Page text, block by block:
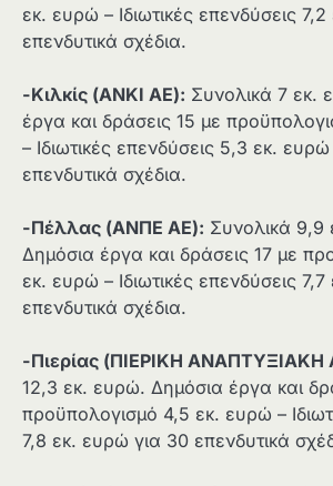
εκ. ευρώ – Ιδιωτικές επενδύσεις
επενδυτικά σχέδια.
-Κιλκίς (ΑΝΚΙ ΑΕ): Συνολικά 7 εκ.
έργα και δράσεις 15 με
– Ιδιωτικές επενδύσεις 5,3 εκ.
επενδυτικά σχέδια.
-Πέλλας (ΑΝΠΕ ΑΕ): Συνολικά 9,9
Δημόσια έργα και δράσεις 17 με
εκ. ευρώ – Ιδιωτικές επενδύσεις
επενδυτικά σχέδια.
-Πιερίας (ΠΙΕΡΙΚΗ ΑΝΑΠΤΥΞΙΑΚΗ
12,3 εκ. ευρώ. Δημόσια έργα και
προϋπολογισμό 4,5 εκ. ευρώ –
7,8 εκ. ευρώ για 30 επενδυτικά